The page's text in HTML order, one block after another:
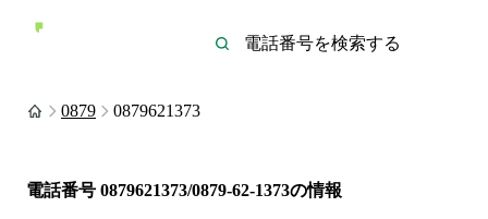
0879 0879621373
電話番号 0879621373/0879-62-1373の情報